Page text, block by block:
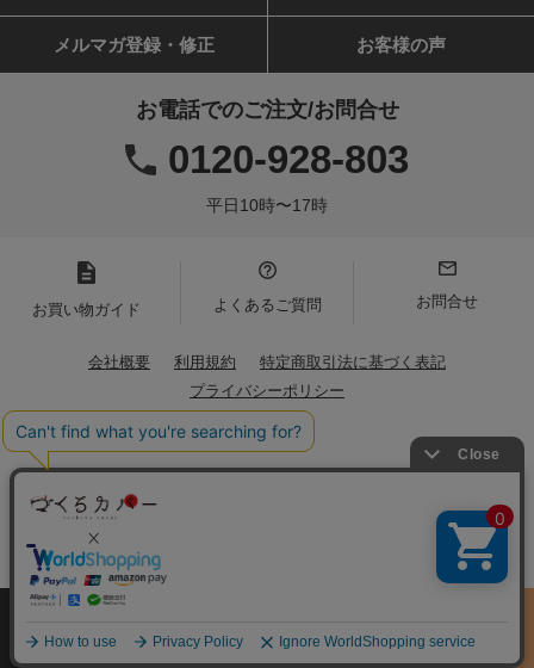
メルマガ登録・修正 お客様の声
お電話でのご注文/お問合せ
0120-928-803
平日10時〜17時
お買い物ガイド よくあるご質問 お問合せ
会社概要 利用規約
特定商取引法に基づく表記
プライバシーポリシー
Copyright(C)2021 Iwamoto Senni. All Rights Reserved.
商品をさがす
サイズ
お買物ガイド カート